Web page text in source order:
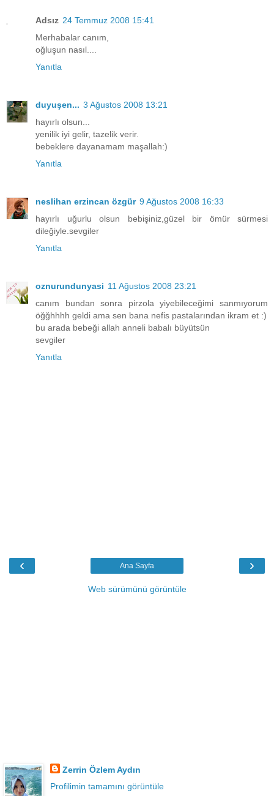
Adsız 24 Temmuz 2008 15:41
Merhabalar canım,
oğluşun nasıl....
Yanıtla
duyuşen... 3 Ağustos 2008 13:21
hayırlı olsun...
yenilik iyi gelir, tazelik verir.
bebeklere dayanamam maşallah:)
Yanıtla
neslihan erzincan özgür 9 Ağustos 2008 16:33
hayırlı uğurlu olsun bebişiniz,güzel bir ömür sürmesi
dileğiyle.sevgiler
Yanıtla
oznurundunyasi 11 Ağustos 2008 23:21
canım bundan sonra pirzola yiyebileceğimi sanmıyorum
öğğhhhh geldi ama sen bana nefis pastalarından ikram et :)
bu arada bebeği allah anneli babalı büyütsün
sevgiler
Yanıtla
‹ ›
Ana Sayfa
Web sürümünü görüntüle
Zerrin Özlem Aydın
Profilimin tamamını görüntüle